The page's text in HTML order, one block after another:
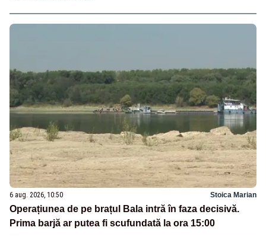
6 aug. 2026, 10:50 Stoica Marian
Operațiunea de pe brațul Bala intră în faza decisivă.
Prima barjă ar putea fi scufundată la ora 15:00